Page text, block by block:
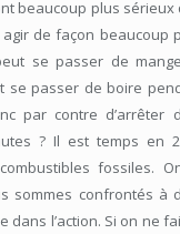
beaucoup plus sérieux
de façon beaucoup
se passer de
se passer de boire
par contre d’arrêter
? Il est temps en
fossiles.
sommes confrontés à
dans l’action. Si on ne